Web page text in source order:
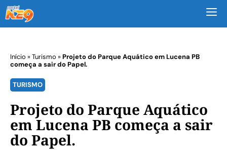
Início »Turismo »Projeto do Parque Aquático em Lucena PB
começa a sair do Papel.
TURISMO
Projeto do Parque Aquático
em Lucena PB começa a sair
do Papel.